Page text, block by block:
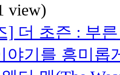
view)
] 더 초즌 : 부른
야기를 흥미롭